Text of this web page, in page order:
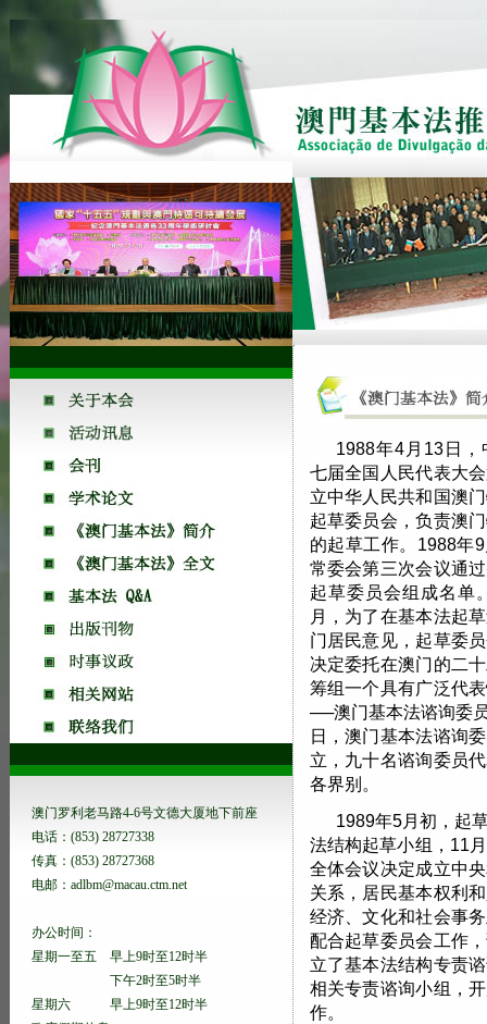
澳门罗利老马路4-6号文德大厦地下前座
电话：(853) 28727338
传真：(853) 28727368
电邮：adlbm@macau.ctm.net
办公时间：
星期一至五 早上9时至12时半
下午2时至5时半
星期六 早上9时至12时半
1988年4月13日
七届全国人民代表大
立中华人民共和国澳
起草委员会，负责澳
的起草工作。1988年
常委会第三次会议通
起草委员会组成名单
月，为了在基本法起
门居民意见，起草委
决定委托在澳门的二
筹组一个具有广泛代
──澳门基本法谘询委
日，澳门基本法谘询
立，九十名谘询委员
各界别。
1989年5月初，起
法结构起草小组，11
全体会议决定成立中
关系，居民基本权利
经济、文化和社会事
配合起草委员会工作
立了基本法结构专责
相关专责谘询小组，
作。